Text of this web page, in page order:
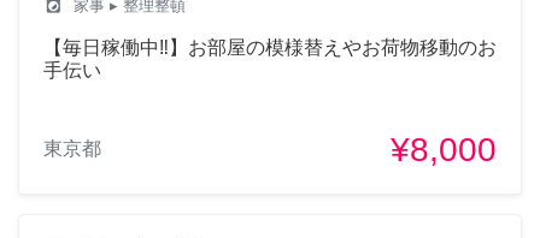
local_laundry_service 家事 ▸ 整理整頓
【毎日稼働中‼︎】お部屋の模様替えやお荷物移動のお
手伝い
東京都 ¥8,000